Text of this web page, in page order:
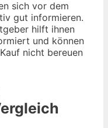
sich vor dem
gut informieren.
hilft ihnen
und können
nicht bereuen